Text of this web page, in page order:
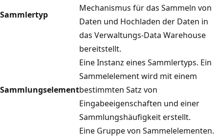
Sammlertyp
Mechanismus für das Sammeln von
Daten und Hochladen der Daten in
das Verwaltungs-Data Warehouse
bereitstellt.
Sammlungselement
Eine Instanz eines Sammlertyps. Ein
Sammelelement wird mit einem
bestimmten Satz von
Eingabeeigenschaften und einer
Sammlungshäufigkeit erstellt.
Eine Gruppe von Sammelelementen.